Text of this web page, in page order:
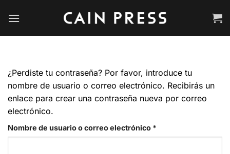
¿Perdiste tu contraseña? Por favor, introduce tu
nombre de usuario o correo electrónico. Recibirás un
enlace para crear una contraseña nueva por correo
electrónico.
Nombre de usuario o correo electrónico *